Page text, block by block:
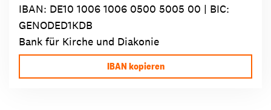
IBAN: DE10 1006 1006 0500 5005 00 | BIC:
GENODED1KDB
Bank für Kirche und Diakonie
IBAN kopieren